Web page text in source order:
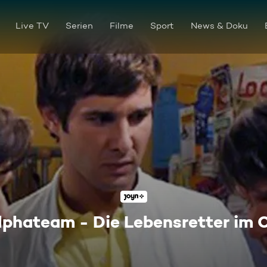
Live TV Serien Filme Sport News & Doku
- Die Lebensretter im